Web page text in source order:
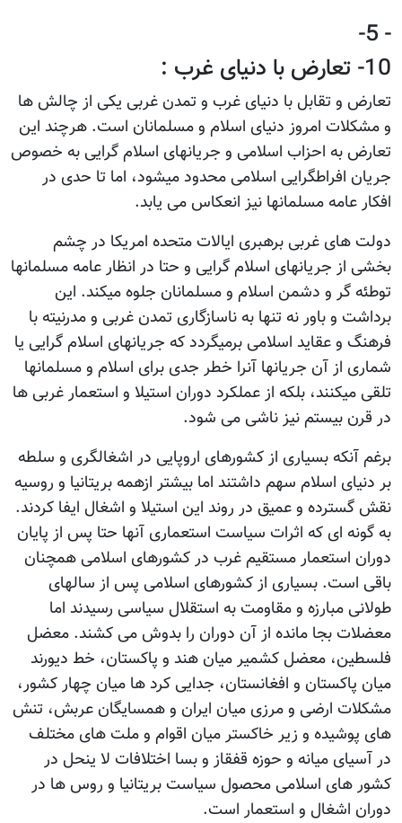
- 5-
10- تعارض با دنیای غرب :
تعارض و تقابل با دنیای غرب و تمدن غربی یکی از چالش ها
و مشکلات امروز دنیای اسلام و مسلمانان است. هرچند این
تعارض به احزاب اسلامی و جریانهای اسلام گرایی به خصوص
جریان افراطگرایی اسلامی محدود میشود، اما تا حدی در
افکار عامه مسلمانها نیز انعکاس می یابد.
دولت های غربی برهبری ایالات متحده امریکا در چشم
بخشی از جریانهای اسلام گرایی و حتا در انظار عامه مسلمانها
توطئه گر و دشمن اسلام و مسلمانان جلوه میکند. این
برداشت و باور نه تنها به ناسازگاری تمدن غربی و مدرنیته با
فرهنگ و عقاید اسلامی برمیگردد که جریانهای اسلام گرایی یا
شماری از آن جریانها آنرا خطر جدی برای اسلام و مسلمانها
تلقی میکنند، بلکه از عملکرد دوران استیلا و استعمار غربی ها
در قرن بیستم نیز ناشی می شود.
برغم آنکه بسیاری از کشورهای اروپایی در اشغالگری و سلطه
بر دنیای اسلام سهم داشتند اما بیشتر ازهمه بریتانیا و روسیه
نقش گسترده و عمیق در روند این استیلا و اشغال ایفا کردند.
به گونه ای که اثرات سیاست استعماری آنها حتا پس از پایان
دوران استعمار مستقیم غرب در کشورهای اسلامی همچنان
باقی است. بسیاری از کشورهای اسلامی پس از سالهای
طولانی مبارزه و مقاومت به استقلال سیاسی رسیدند اما
معضلات بجا مانده از آن دوران را بدوش می کشند. معضل
فلسطین، معضل کشمیر میان هند و پاکستان، خط دیورند
میان پاکستان و افغانستان، جدایی کرد ها میان چهار کشور،
مشکلات ارضی و مرزی میان ایران و همسایگان عربش، تنش
های پوشیده و زیر خاکستر میان اقوام و ملت های مختلف
در آسیای میانه و حوزه قفقاز و بسا اختلافات لا ینحل در
کشور های اسلامی محصول سیاست بریتانیا و روس ها در
دوران اشغال و استعمار است.